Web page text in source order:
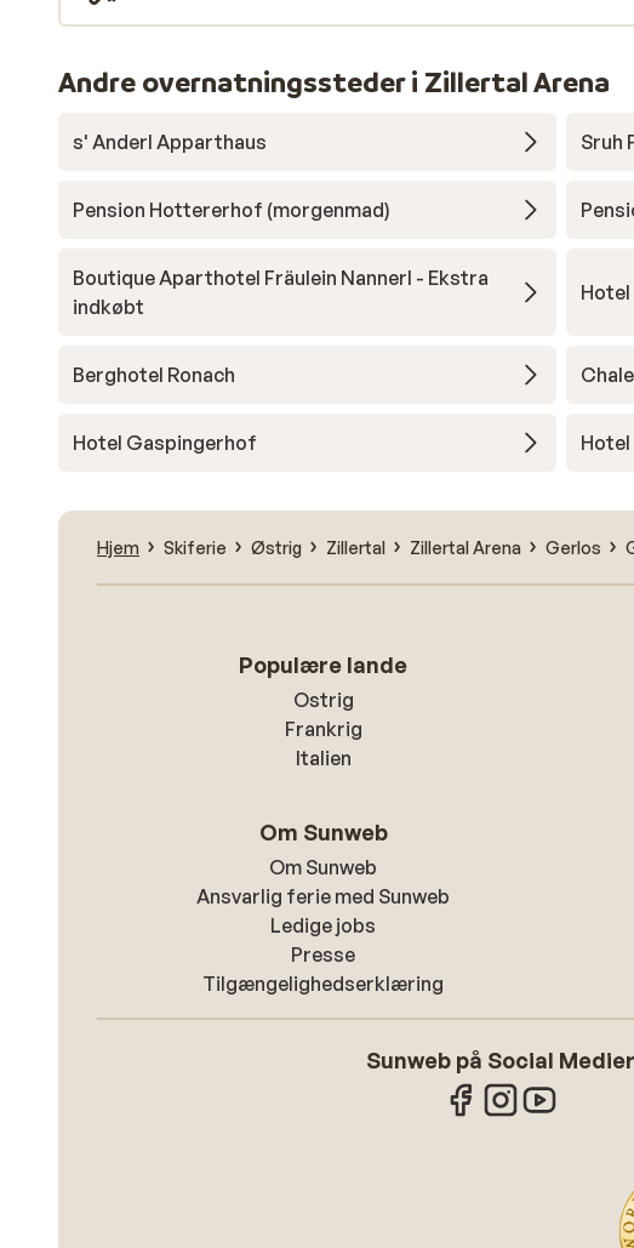
Andre overnatningssteder i Zillertal Arena
s' Anderl Apparthaus Sruh
Pension Hottererhof (morgenmad)
Boutique Aparthotel Fräulein Nannerl - Ekstra
indkøbt
Berghotel Ronach
Hotel Gaspingerhof
Hjem Skiferie Østrig Zillertal Zillertal Arena Gerlos
Populære lande
Ostrig
Frankrig
Italien
Om Sunweb
Om Sunweb
Ansvarlig ferie med Sunweb
Ledige jobs
Presse
Tilgængelighedserklæring
Sunweb på Social Medier